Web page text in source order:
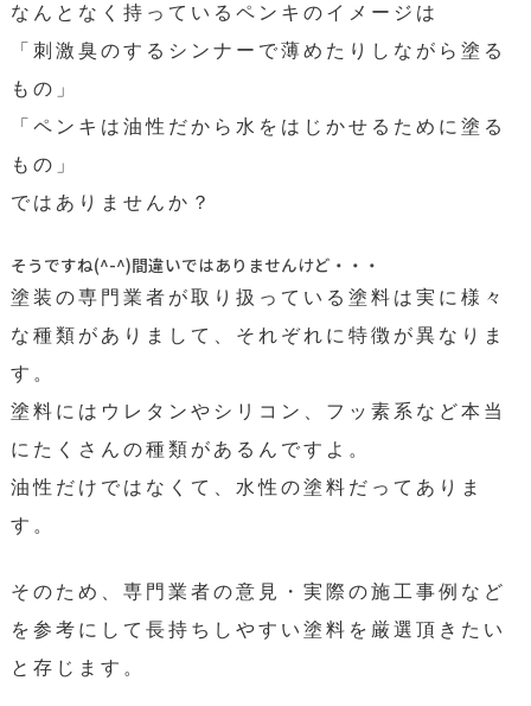
なんとなく持っているペンキのイメージは
「刺激臭のするシンナーで薄めたりしながら塗る
もの」
「ペンキは油性だから水をはじかせるために塗る
もの」
ではありませんか？
そうですね(^-^)間違いではありませんけど・・・
塗装の専門業者が取り扱っている塗料は実に様々
な種類がありまして、それぞれに特徴が異なりま
す。
塗料にはウレタンやシリコン、フッ素系など本当
にたくさんの種類があるんですよ。
油性だけではなくて、水性の塗料だってありま
す。
そのため、専門業者の意見・実際の施工事例など
を参考にして長持ちしやすい塗料を厳選頂きたい
と存じます。